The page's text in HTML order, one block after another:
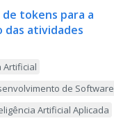
de tokens para a
das atividades
Artificial
de Software
Artificial Aplicada